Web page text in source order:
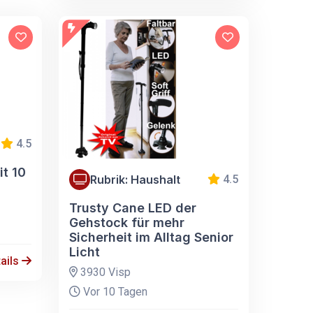
4.5
10 Rubrik: Haushalt 4.5
Trusty Cane LED der
Gehstock für mehr
Sicherheit im Alltag Senior
Licht
3930 Visp
Vor 10 Tagen